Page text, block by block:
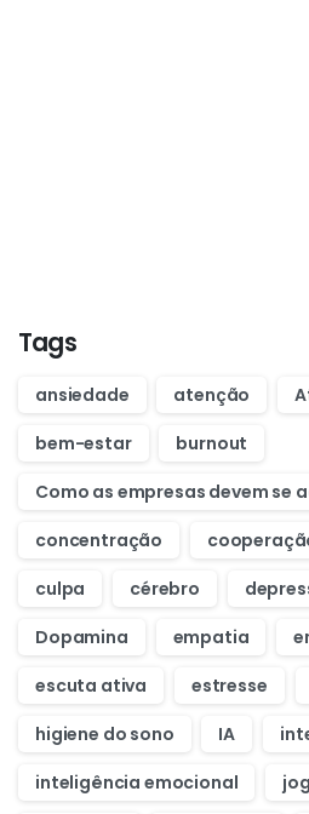
Tags
ansiedade atenção
bem-estar
burnout
Como as empresas devem se
concentração
culpa
cérebro
Dopamina
empatia
escuta ativa
estresse
higiene do sono
IA
inteligência emocional